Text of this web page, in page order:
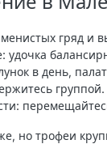
гряд и
в день,
группой.
но трофеи